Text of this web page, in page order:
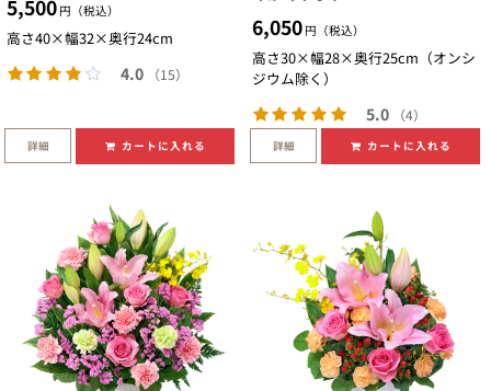
5,500 円（税込）
高さ40×幅32×奥行24cm
4.0 （15）
詳細 カートに入れる
6,050 円（税込）
高さ30×幅28×奥行25cm（オンシ
ジウム除く）
5.0 （4）
詳細 カートに入れる